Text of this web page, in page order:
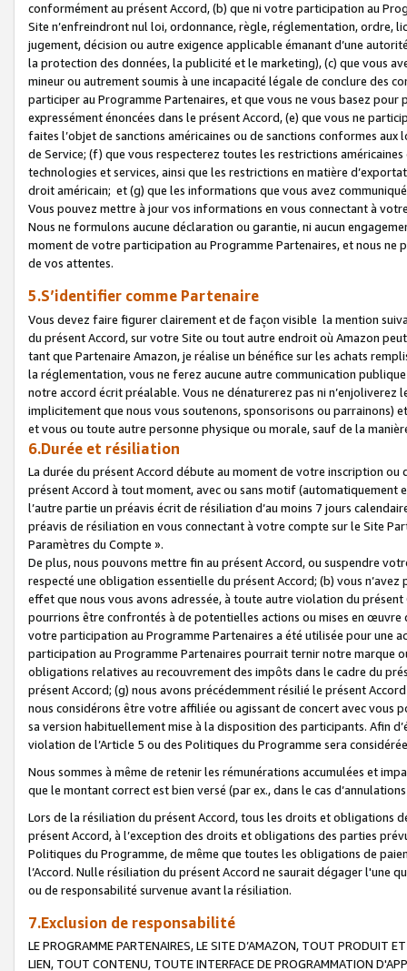
conformément au présent Accord, (b) que ni votre participation au
Site n’enfreindront nul loi, ordonnance, règle, réglementation, ordre,
jugement, décision ou autre exigence applicable émanant d’une
la protection des données, la publicité et le marketing), (c) que vous
mineur ou autrement soumis à une incapacité légale de conclure des
participer au Programme Partenaires, et que vous ne vous basez
expressément énoncées dans le présent Accord, (e) que vous ne
faites l’objet de sanctions américaines ou de sanctions conformes
de Service; (f) que vous respecterez toutes les restrictions
technologies et services, ainsi que les restrictions en matière
droit américain; et (g) que les informations que vous avez
Vous pouvez mettre à jour vos informations en vous connectant à
Nous ne formulons aucune déclaration ou garantie, ni aucun
moment de votre participation au Programme Partenaires, et nous
de vos attentes.
5.S’identifier comme Partenaire
Vous devez faire figurer clairement et de façon visible la mention
du présent Accord, sur votre Site ou tout autre endroit où Amazon
tant que Partenaire Amazon, je réalise un bénéfice sur les achats
la réglementation, vous ne ferez aucune autre communication
notre accord écrit préalable. Vous ne dénaturerez pas ni
implicitement que nous vous soutenons, sponsorisons ou parrainons)
et vous ou toute autre personne physique ou morale, sauf de la
6.Durée et résiliation
La durée du présent Accord débute au moment de votre inscription
présent Accord à tout moment, avec ou sans motif (automatiquement
l’autre partie un préavis écrit de résiliation d’au moins 7 jours
préavis de résiliation en vous connectant à votre compte sur le Site
Paramètres du Compte ».
De plus, nous pouvons mettre fin au présent Accord, ou suspendre
respecté une obligation essentielle du présent Accord; (b) vous
effet que nous vous avons adressée, à toute autre violation du
pourrions être confrontés à de potentielles actions ou mises en
votre participation au Programme Partenaires a été utilisée pour une
participation au Programme Partenaires pourrait ternir notre marque
obligations relatives au recouvrement des impôts dans le cadre du
présent Accord; (g) nous avons précédemment résilié le présent
nous considérons être votre affiliée ou agissant de concert avec vous
sa version habituellement mise à la disposition des participants. Afin
violation de l’Article 5 ou des Politiques du Programme sera
Nous sommes à même de retenir les rémunérations accumulées et
que le montant correct est bien versé (par ex., dans le cas
Lors de la résiliation du présent Accord, tous les droits et obligations
présent Accord, à l’exception des droits et obligations des parties
Politiques du Programme, de même que toutes les obligations de
l’Accord. Nulle résiliation du présent Accord ne saurait dégager l'une
ou de responsabilité survenue avant la résiliation.
7.Exclusion de responsabilité
LE PROGRAMME PARTENAIRES, LE SITE D’AMAZON, TOUT PRODUIT
LIEN, TOUT CONTENU, TOUTE INTERFACE DE PROGRAMMATION